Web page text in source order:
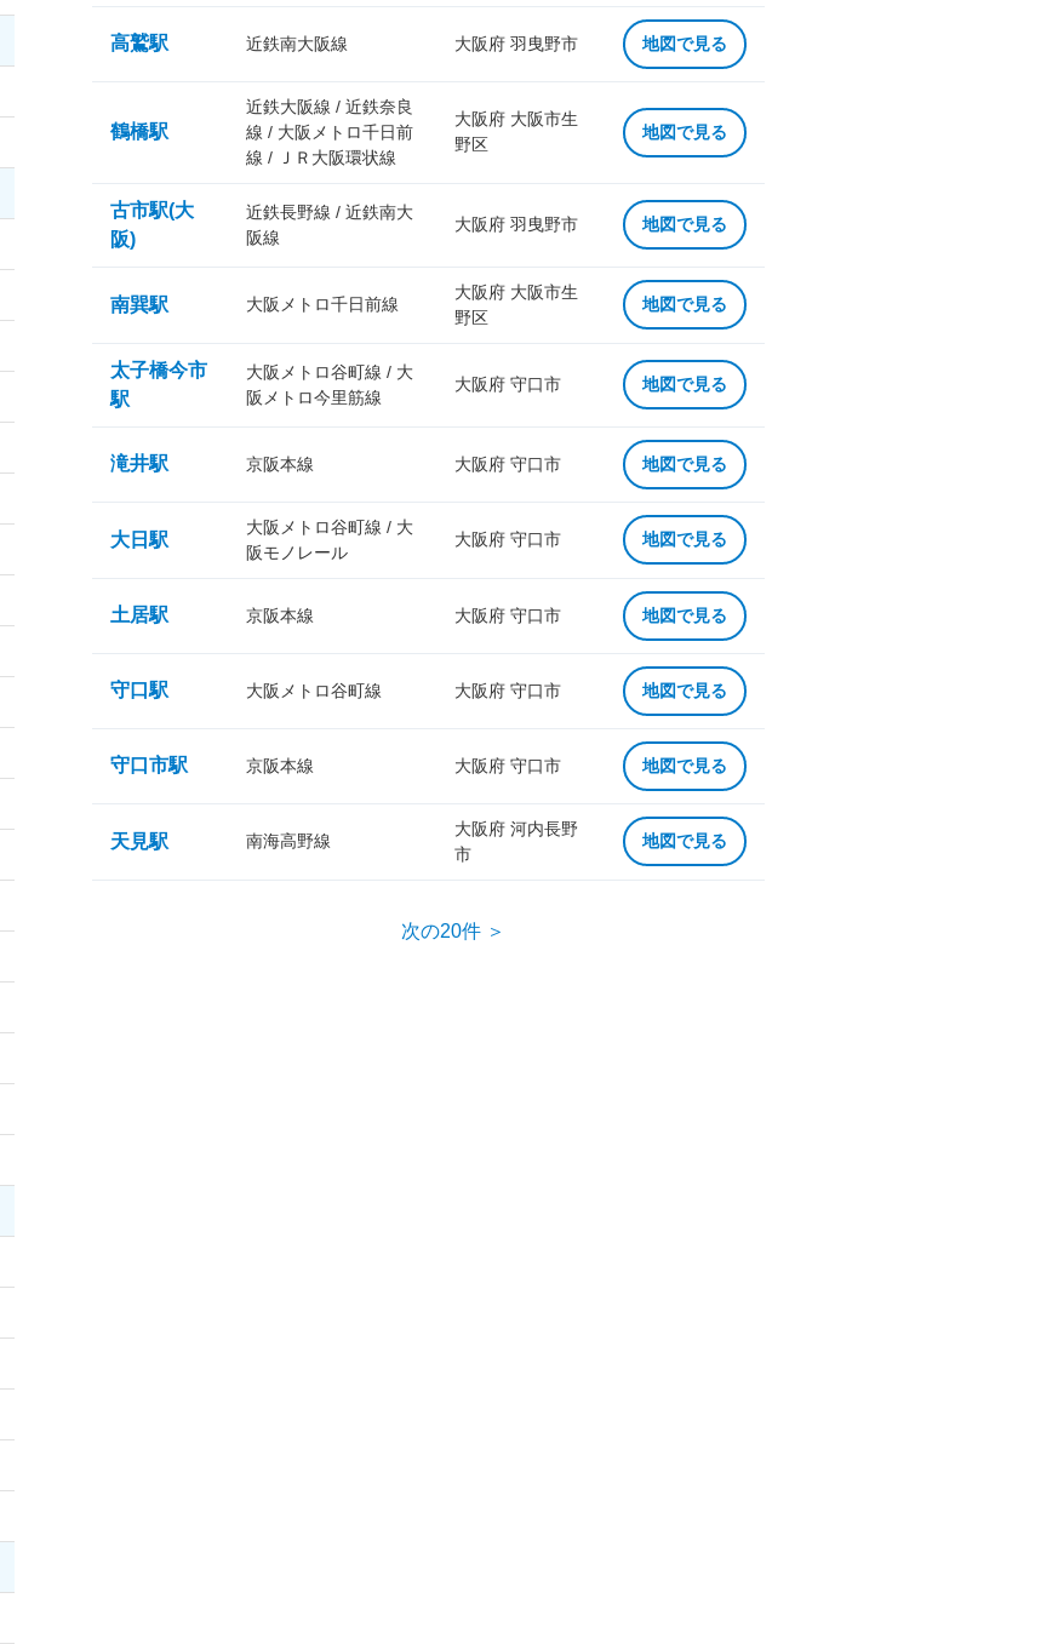
高鷲駅 近鉄南大阪線 大阪府 羽曳野市 地図で見る
鶴橋駅
近鉄大阪線 / 近鉄奈良
線 / 大阪メトロ千日前
線 / ＪＲ大阪環状線
大阪府 大阪市生
野区
地図で見る
古市駅(大
阪)
近鉄長野線 / 近鉄南大
阪線
大阪府 羽曳野市 地図で見る
南巽駅 大阪メトロ千日前線
大阪府 大阪市生
野区
地図で見る
太子橋今市
駅
大阪メトロ谷町線 / 大
阪メトロ今里筋線
大阪府 守口市 地図で見る
滝井駅 京阪本線 大阪府 守口市 地図で見る
大日駅
大阪メトロ谷町線 / 大
阪モノレール
大阪府 守口市 地図で見る
土居駅 京阪本線 大阪府 守口市 地図で見る
守口駅 大阪メトロ谷町線 大阪府 守口市 地図で見る
守口市駅 京阪本線 大阪府 守口市 地図で見る
天見駅 南海高野線
大阪府 河内長野
市
地図で見る
次の20件 ＞